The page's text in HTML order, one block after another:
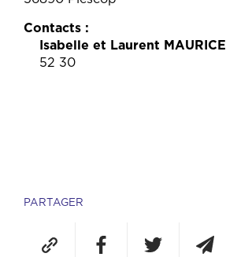
Contacts
Isabelle et Laurent MAURICE
52 30
PARTAGER